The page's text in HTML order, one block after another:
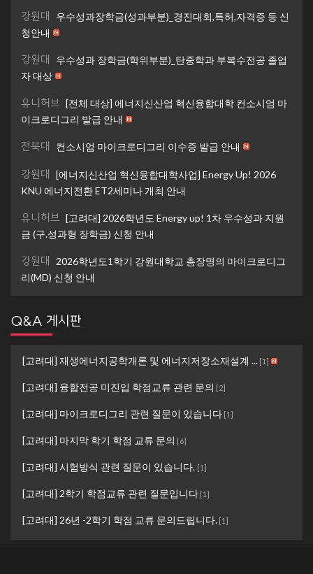
강원대
우수성과장학금(성과부분)_경진대회,특허,자격증 등 신
청안내
강원대
우수성과 장학금(학위부분)_탄중학과 부복수전공 졸업
자 대상
유니허브 [전체 대상] 에너지신산업 혁신융합대학 컨소시엄 마
이크로디그리 발급 안내
전북대 컨소시엄 마이크로디그리 이수증 발급 안내
강원대 [에너지신산업 혁신융합대학사업] Energy Up! 2026
KNU 에너지전환 ET2세미나 개최 안내
유니허브 [고려대] 2026학년도 Energy up! 1차 우수성과 지원
금 (구.성과형 장학금) 신청 안내
강원대
2026학년도1학기 강원대학교 총장명의 마이크로디그
리(MD) 신청 안내
Q&A 게시판
[고려대] 재생에너지공학개론 및 에너지저장소재설계 ... [1]
[고려대] 융합전공 미진입 학점교류 관련 문의 [2]
[고려대] 마이크로디그리 관련 질문이 있습니다 [1]
[고려대] 마지막 학기 학점 교류 문의 [6]
[고려대] 시험방식 관련 질문이 있습니다. [1]
[고려대] 2학기 학점교류 관련 질문입니다 [1]
[고려대] 26년 -2학기 학점 교류 문의드립니다. [1]